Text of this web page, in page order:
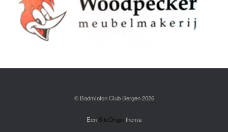
© Badminton Club Bergen 2026
Een SiteOriginthema